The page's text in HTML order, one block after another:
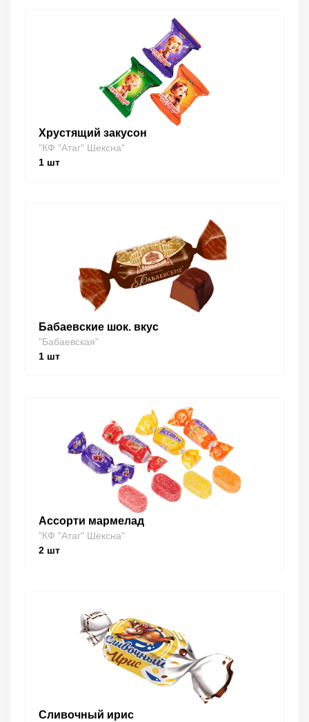
Хрустящий закусон
"КФ "Атаг" Шексна"
1 шт
Бабаевские шок. вкус
"Бабаевская"
1 шт
Ассорти мармелад
"КФ "Атаг" Шексна"
2 шт
Сливочный ирис